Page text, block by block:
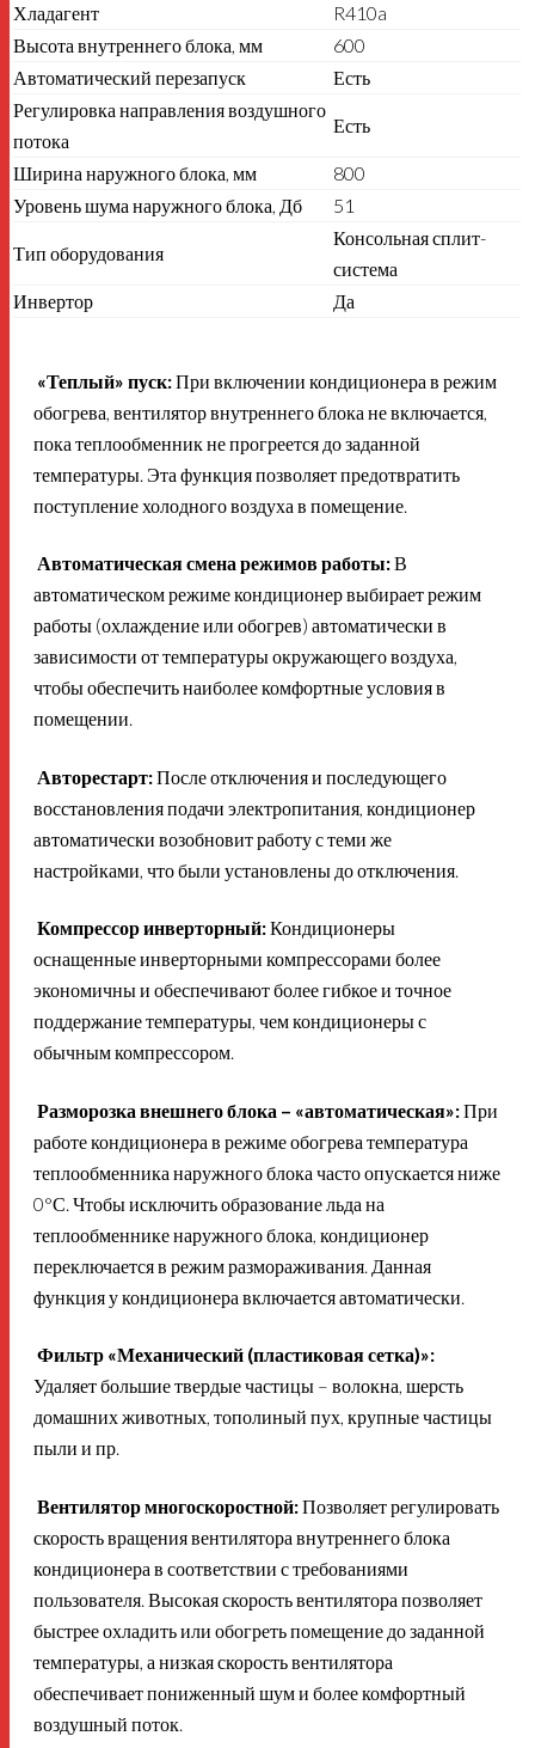
Хладагент
R410a
Высота внутреннего блока, мм
600
Автоматический перезапуск
Есть
Регулировка направления воздушного
потока
Есть
Ширина наружного блока, мм
800
Уровень шума наружного блока, Дб
51
Тип оборудования
Консольная сплит-
система
Инвертор
Да
«Теплый» пуск:При включении кондиционера в режим
обогрева, вентилятор внутреннего блока не включается,
пока теплообменник не прогреется до заданной
температуры. Эта функция позволяет предотвратить
поступление холодного воздуха в помещение.
Автоматическая смена режимов работы:В
автоматическом режиме кондиционер выбирает режим
работы (охлаждение или обогрев) автоматически в
зависимости от температуры окружающего воздуха,
чтобы обеспечить наиболее комфортные условия в
помещении.
Авторестарт:После отключения и последующего
восстановления подачи электропитания, кондиционер
автоматически возобновит работу с теми же
настройками, что были установлены до отключения.
Компрессор инверторный:Кондиционеры
оснащенные инверторными компрессорами более
экономичны и обеспечивают более гибкое и точное
поддержание температуры, чем кондиционеры с
обычным компрессором.
Разморозка внешнего блока – «автоматическая»:При
работе кондиционера в режиме обогрева температура
теплообменника наружного блока часто опускается ниже
0°С. Чтобы исключить образование льда на
теплообменнике наружного блока, кондиционер
переключается в режим размораживания. Данная
функция у кондиционера включается автоматически.
Фильтр «Механический (пластиковая сетка)»:
Удаляет большие твердые частицы – волокна, шерсть
домашних животных, тополиный пух, крупные частицы
пыли и пр.
Вентилятор многоскоростной:Позволяет регулировать
скорость вращения вентилятора внутреннего блока
кондиционера в соответствии с требованиями
пользователя. Высокая скорость вентилятора позволяет
быстрее охладить или обогреть помещение до заданной
температуры, а низкая скорость вентилятора
обеспечивает пониженный шум и более комфортный
воздушный поток.